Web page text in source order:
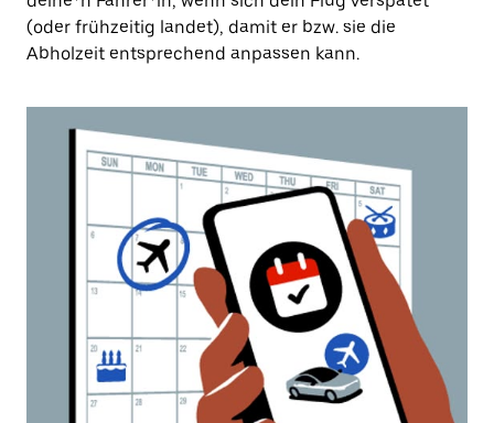
(oder frühzeitig landet), damit er bzw. sie die
Abholzeit entsprechend anpassen kann.